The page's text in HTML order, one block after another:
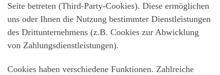
Seite betreten (Third-Party-Cookies). Diese ermöglichen
uns oder Ihnen die Nutzung bestimmter Dienstleistungen
des Drittunternehmens (z.B. Cookies zur Abwicklung
von Zahlungsdienstleistungen).
Cookies haben verschiedene Funktionen. Zahlreiche